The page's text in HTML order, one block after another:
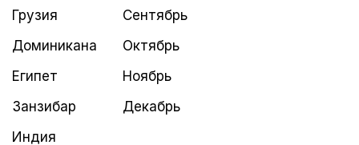
Грузия
Доминикана
Египет
Занзибар
Индия
Сентябрь
Октябрь
Ноябрь
Декабрь